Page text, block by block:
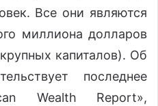
Все они являются
миллиона долларов
капиталов). Об
последнее
Wealth Report»,